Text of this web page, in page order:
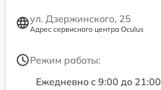
ул. Дзержинского, 25
Адрес сервисного центра Oculus
Режим работы:
Ежедневно с 9:00 до 21:00